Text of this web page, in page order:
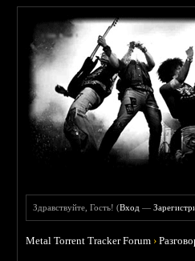
Здравствуйте, Гость! (Вход —
Metal Torrent Tracker Forum ›